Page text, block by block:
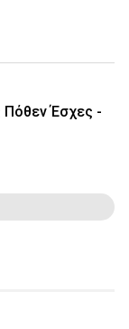
Πόθεν Έσχες -